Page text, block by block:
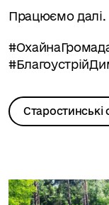
Працюємо далі.
Старостинські